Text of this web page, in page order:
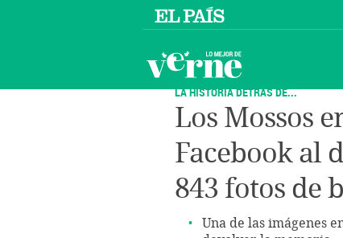
LA HISTORIA DETRÁS DE...
Los Mossos
Facebook al
843 fotos de
Una de las imágenes